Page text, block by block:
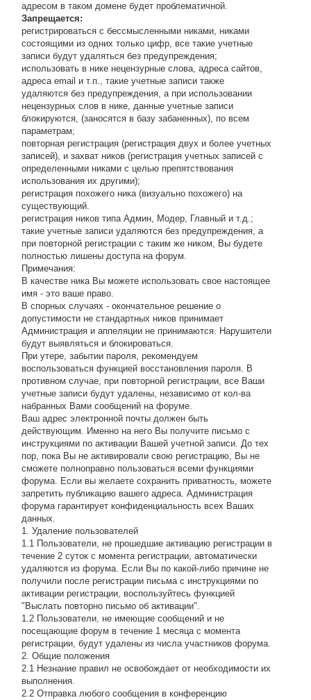
адресом в таком домене будет проблематичной.
Запрещается:
регистрироваться с бессмысленными никами, никами
состоящими из одних только цифр, все такие учетные
записи будут удаляться без предупреждения;
использовать в нике нецензурные слова, адреса сайтов,
адреса email и т.п., такие учетные записи также
удаляются без предупреждения, а при использовании
нецензурных слов в нике, данные учетные записи
блокируются, (заносятся в базу забаненных), по всем
параметрам;
повторная регистрация (регистрация двух и более учетных
записей), и захват ников (регистрация учетных записей с
определенными никами с целью препятствования
использования их другими);
регистрация похожего ника (визуально похожего) на
существующий.
регистрация ников типа Админ, Модер, Главный и т.д.;
такие учетные записи удаляются без предупреждения, а
при повторной регистрации с таким же ником, Вы будете
полностью лишены доступа на форум.
Примечания:
В качестве ника Вы можете использовать свое настоящее
имя - это ваше право.
В спорных случаях - окончательное решение о
допустимости не стандартных ников принимает
Администрация и аппеляции не принимаются. Нарушители
будут выявляться и блокироваться.
При утере, забытии пароля, рекомендуем
воспользоваться функцией восстановления пароля. В
противном случае, при повторной регистрации, все Ваши
учетные записи будут удалены, независимо от кол-ва
набранных Вами сообщений на форуме.
Ваш адрес электронной почты должен быть
действующим. Именно на него Вы получите письмо с
инструкциями по активации Вашей учетной записи. До тех
пор, пока Вы не активировали свою регистрацию, Вы не
сможете полноправно пользоваться всеми функциями
форума. Если вы желаете сохранить приватность, можете
запретить публикацию вашего адреса. Администрация
форума гарантирует конфиденциальность всех Ваших
данных.
1. Удаление пользователей
1.1 Пользователи, не прошедшие активацию регистрации в
течение 2 суток с момента регистрации, автоматически
удаляются из форума. Если Вы по какой-либо причине не
получили после регистрации письма с инструкциями по
активации регистрации, воспользуйтесь функцией
"Выслать повторно письмо об активации".
1.2 Пользователи, не имеющие сообщений и не
посещающие форум в течение 1 месяца с момента
регистрации, будут удалены из числа участников форума.
2. Общие положения
2.1 Hезнание правил не освобождает от необходимости их
выполнения.
2.2 Отправка любого сообщения в конференцию